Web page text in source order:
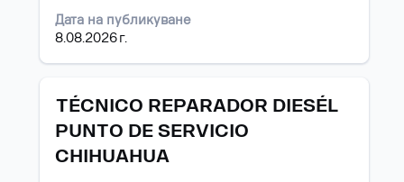
Дата на публикуване
8.08.2026 г.
съдържание
на
задание.
Позиция
TÉCNICO REPARADOR DIESÉL
PUNTO DE SERVICIO
CHIHUAHUA
Изберете
бутона
за